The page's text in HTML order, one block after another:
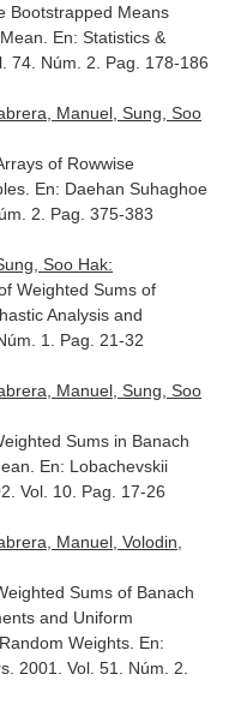
Bootstrapped Means
En: Statistics &
74. Núm. 2. Pag. 178-186
Manuel, Sung, Soo
of Rowwise
En: Daehan Suhaghoe
2. Pag. 375-383
Soo Hak:
Weighted Sums of
Analysis and
1. Pag. 21-32
Manuel, Sung, Soo
Sums in Banach
En: Lobachevskii
Vol. 10. Pag. 17-26
Manuel, Volodin,
Sums of Banach
and Uniform
Weights. En:
. 2001. Vol. 51. Núm. 2.